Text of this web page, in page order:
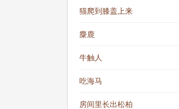
猫爬到膝盖上来
麋鹿
牛触人
吃海马
房间里长出松柏